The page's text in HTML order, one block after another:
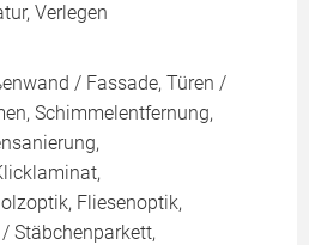
Verlegen
/ Fassade, Türen /
Schimmelentfernung,
Fliesenoptik,
Stäbchenparkett,